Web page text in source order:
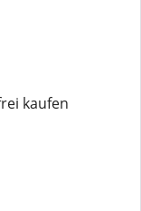
kaufen